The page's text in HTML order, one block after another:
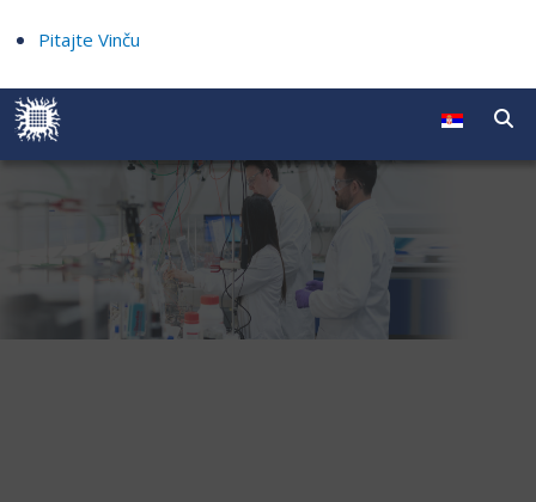
Pitajte Vinču